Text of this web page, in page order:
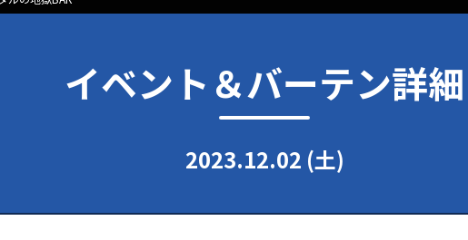
イベント＆バーテン詳細
2023.12.02 (土)